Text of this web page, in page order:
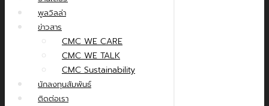
พูลวิลล่า
ข่าวสาร
CMC WE CARE
CMC WE TALK
CMC Sustainability
นักลงทุนสัมพันธ์
ติดต่อเรา